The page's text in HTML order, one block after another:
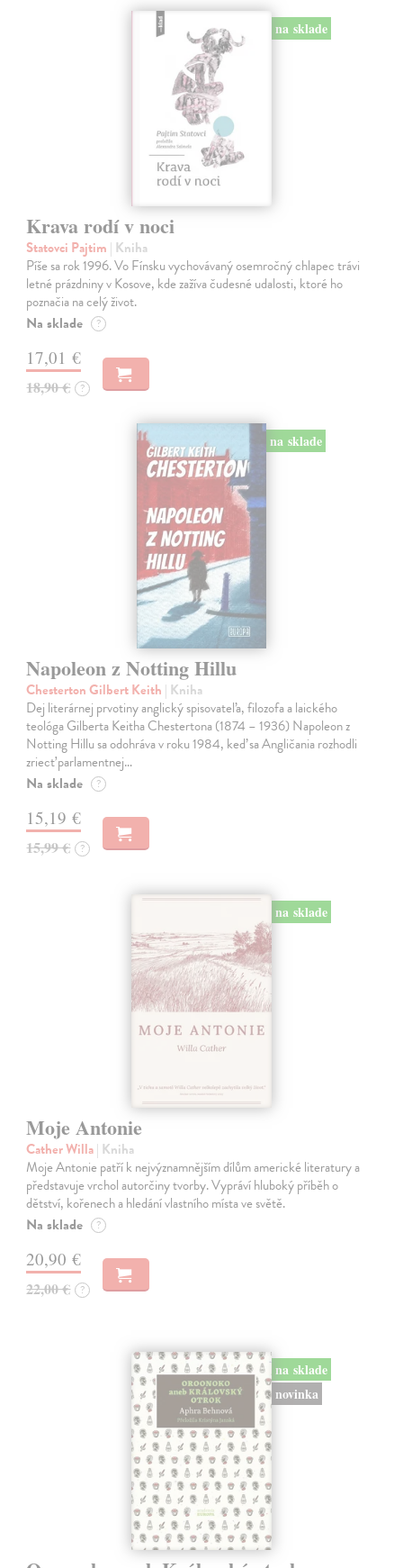
na sklade
Krava rodí v noci
Statovci Pajtim | Kniha
Píše sa rok 1996. Vo Fínsku vychovávaný osemročný chlapec trávi
letné prázdniny v Kosove, kde zažíva čudesné udalosti, ktoré ho
poznačia na celý život.
Na sklade ?
17,01 €
18,90 € ?
na sklade
Napoleon z Notting Hillu
Chesterton Gilbert Keith | Kniha
Dej literárnej prvotiny anglický spisovateľa, filozofa a laického
teológa Gilberta Keitha Chestertona (1874 – 1936) Napoleon z
Notting Hillu sa odohráva v roku 1984, keď sa Angličania rozhodli
zriecť parlamentnej…
Na sklade ?
15,19 €
15,99 € ?
na sklade
Moje Antonie
Cather Willa| Kniha
Moje Antonie patří k nejvýznamnějším dílům americké literatury a
představuje vrchol autorčiny tvorby. Vypráví hluboký příběh o
dětství, kořenech a hledání vlastního místa ve světě.
Na sklade ?
20,90 €
22,00 € ?
na sklade
novinka